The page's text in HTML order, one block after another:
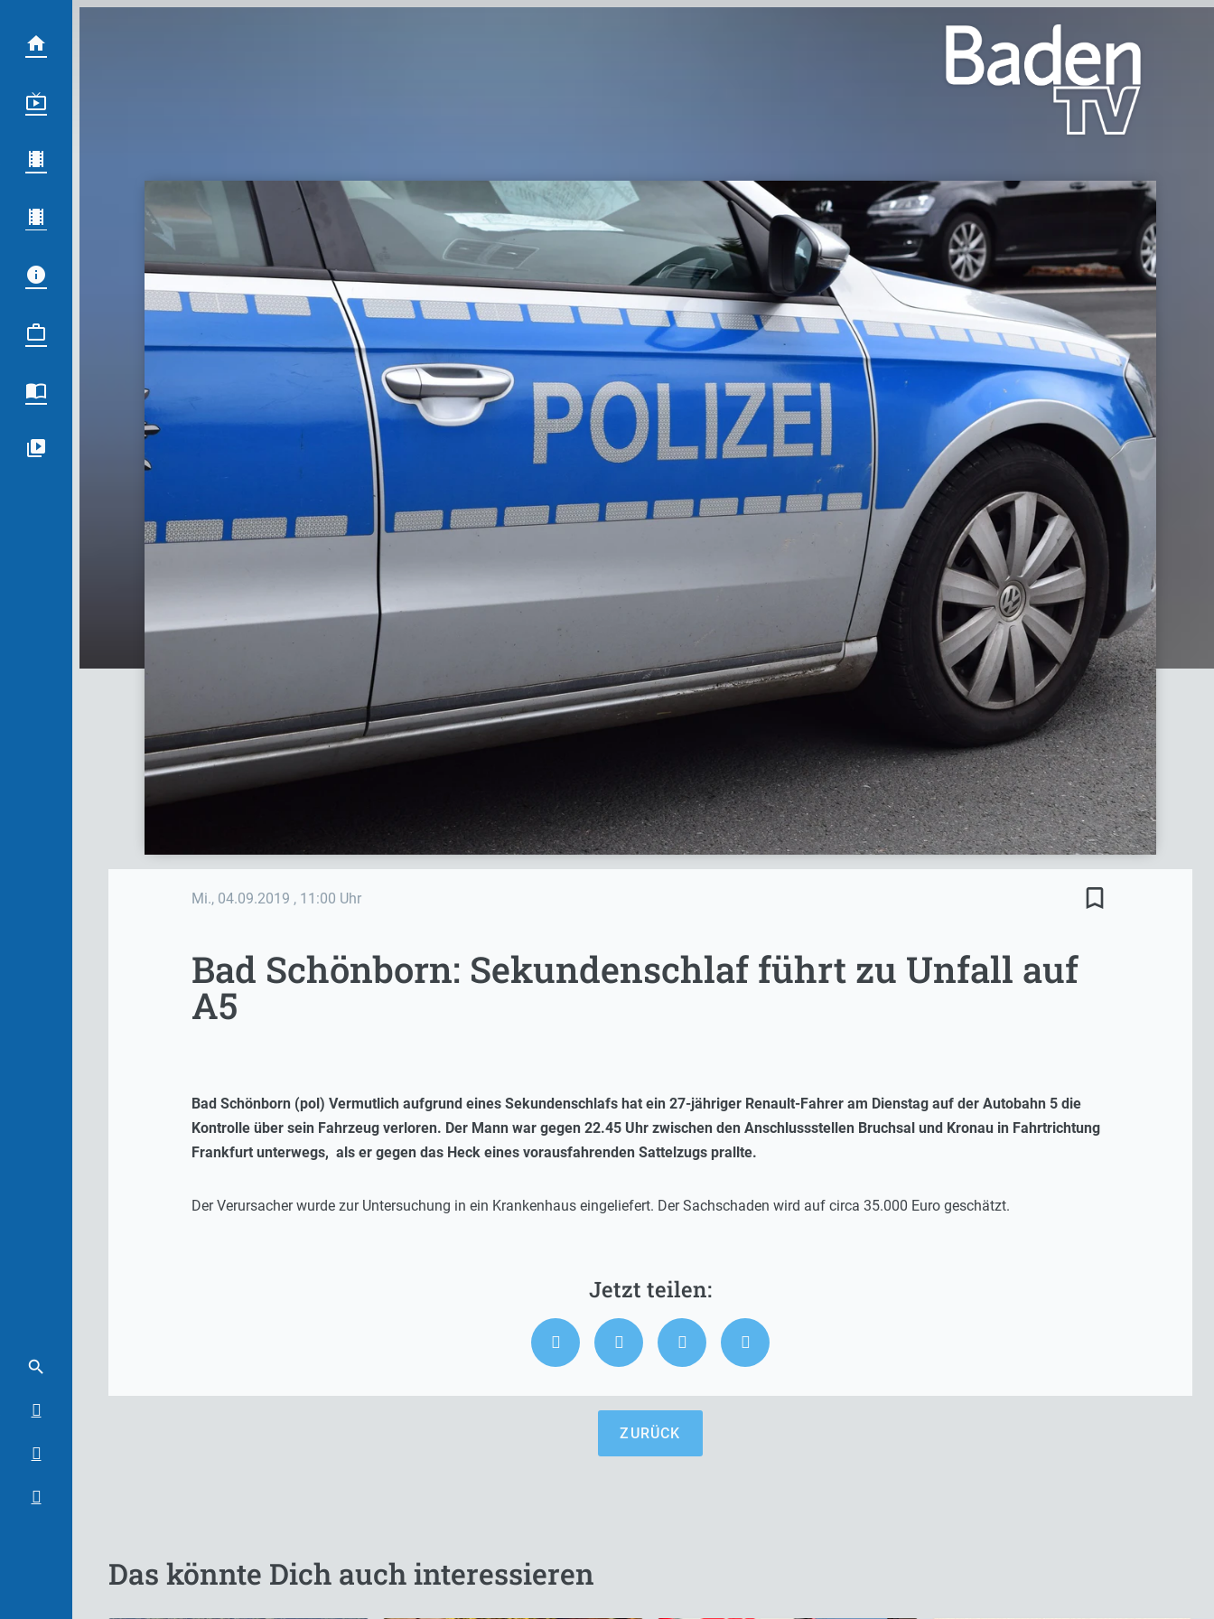
Mi., 04.09.2019 , 11:00 Uhr bookmark_border
Bad Schönborn: Sekundenschlaf führt zu Unfall auf
A5
Bad Schönborn (pol) Vermutlich aufgrund eines Sekundenschlafs hat ein 27-jähriger Renault-Fahrer am Dienstag auf der Autobahn 5 die
Kontrolle über sein Fahrzeug verloren. Der Mann war gegen 22.45 Uhr zwischen den Anschlussstellen Bruchsal und Kronau in Fahrtrichtung
Frankfurt unterwegs, als er gegen das Heck eines vorausfahrenden Sattelzugs prallte.
Der Verursacher wurde zur Untersuchung in ein Krankenhaus eingeliefert. Der Sachschaden wird auf circa 35.000 Euro geschätzt.
ZURÜCK
Das könnte Dich auch interessieren